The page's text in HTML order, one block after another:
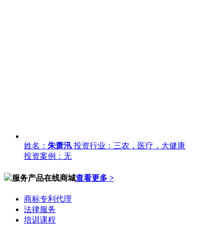
姓名： 朱萧汛 投资行业：三农，医疗，大健康
投资案例：无
服务产品在线商城查看更多 >
商标专利代理
法律服务
培训课程